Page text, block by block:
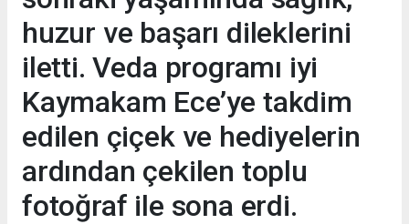
huzur ve başarı dileklerini
iletti. Veda programı iyi
Kaymakam Ece’ye takdim
edilen çiçek ve hediyelerin
ardından çekilen toplu
fotoğraf ile sona erdi.